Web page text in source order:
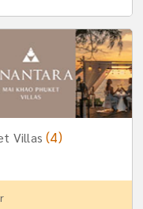
Villas(4)